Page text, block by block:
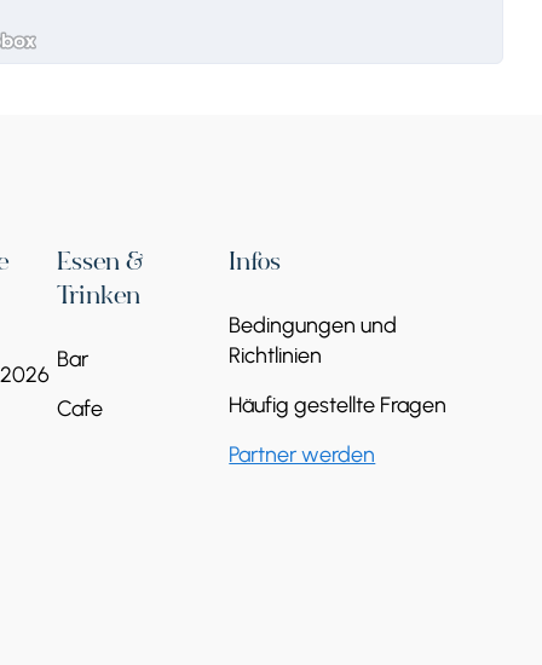
Essen &
Trinken
Bar
Cafe
Infos
Bedingungen und
Richtlinien
Häufig gestellte Fragen
Partner werden